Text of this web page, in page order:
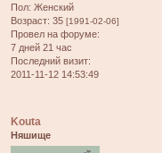
Пол: Женский
Возраст: 35 [1991-02-06]
Провел на форуме:
7 дней 21 час
Последний визит:
2011-11-12 14:53:49
Kouta
Няшище